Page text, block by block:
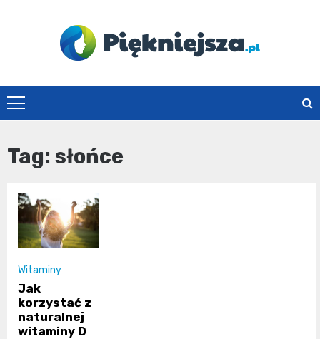
piekniejsza.pl
Tag: słońce
Witaminy
Jak
korzystać z
naturalnej
witaminy D